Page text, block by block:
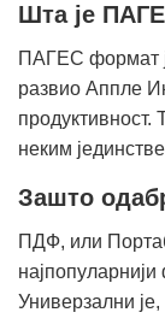
Шта је
ПАГЕС формат
развио Аппле
неким
Зашто
ПДФ, или
Универзални